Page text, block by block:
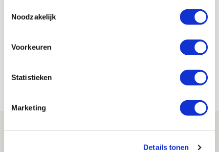
Noodzakelijk
Voorkeuren
Statistieken
Marketing
Details tonen
Is dit de laatste wallpaper van Godts in